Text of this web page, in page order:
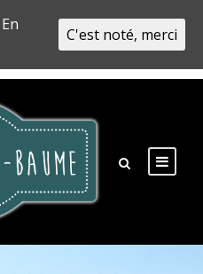
En
C'est noté, merci